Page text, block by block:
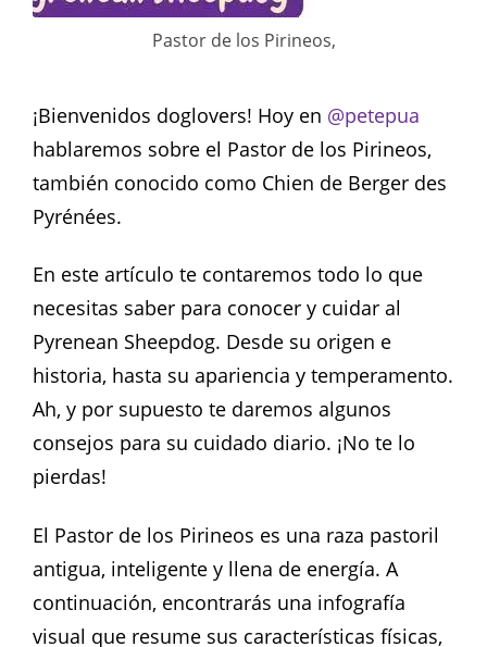
Pastor de los Pirineos,
¡Bienvenidos doglovers! Hoy en @petepua
hablaremos sobre el Pastor de los Pirineos,
también conocido como Chien de Berger des
Pyrénées.
En este artículo te contaremos todo lo que
necesitas saber para conocer y cuidar al
Pyrenean Sheepdog. Desde su origen e
historia, hasta su apariencia y temperamento.
Ah, y por supuesto te daremos algunos
consejos para su cuidado diario. ¡No te lo
pierdas!
El Pastor de los Pirineos es una raza pastoril
antigua, inteligente y llena de energía. A
continuación, encontrarás una infografía
visual que resume sus características físicas,